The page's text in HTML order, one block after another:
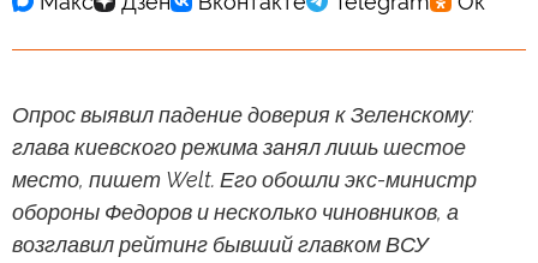
Опрос выявил падение доверия к Зеленскому:
глава киевского режима занял лишь шестое
место, пишет Welt. Его обошли экс-министр
обороны Федоров и несколько чиновников, а
возглавил рейтинг бывший главком ВСУ